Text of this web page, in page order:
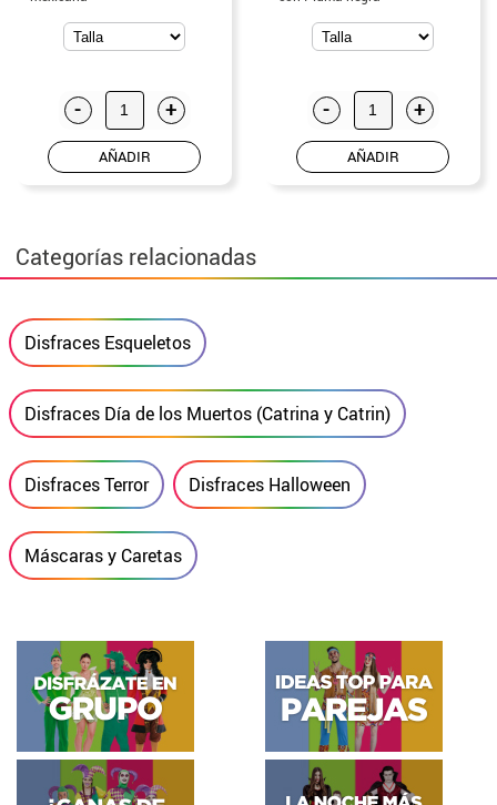
- +
AÑADIR
- +
AÑADIR
Categorías relacionadas
Disfraces Esqueletos
Disfraces Día de los Muertos (Catrina y Catrin)
Disfraces Terror Disfraces Halloween
Máscaras y Caretas